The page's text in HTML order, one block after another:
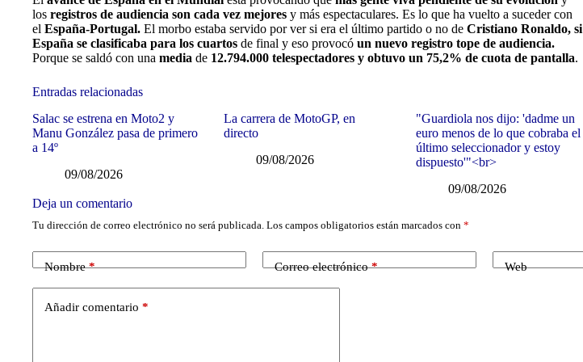
los registros de audiencia son cada vez mejores y más espectaculares. Es lo que ha vuelto a suceder con
el España-Portugal. El morbo estaba servido por ver si era el último partido o no de Cristiano Ronaldo, si
España se clasificaba para los cuartos de final y eso provocó un nuevo registro tope de audiencia.
Porque se saldó con una media de 12.794.000 telespectadores y obtuvo un 75,2% de cuota de pantalla.
Entradas relacionadas
Salac se estrena en Moto2 y
Manu González pasa de primero
a 14º
09/08/2026
La carrera de MotoGP, en
directo
09/08/2026
"Guardiola nos dijo: 'dadme un
euro menos de lo que cobraba el
último seleccionador y estoy
dispuesto'"<br>
09/08/2026
Deja un comentario
Tu dirección de correo electrónico no será publicada. Los campos obligatorios están marcados con *
Nombre* Correo electrónico* Web
Añadir comentario *